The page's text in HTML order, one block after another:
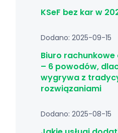
KSeF bez kar w
Dodano: 2025-09-15
Biuro rachunkowe
– 6 powodów,
wygrywa z
rozwiązaniami
Dodano: 2025-08-15